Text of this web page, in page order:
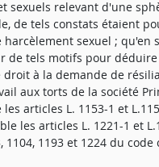
sexuels relevant d'une
de tels constats étaient
harcèlement sexuel ; qu'en
de tels motifs pour
droit à la demande de
aux torts de la société
articles L. 1153-1 et
les articles L. 1221-1 et
1104, 1193 et 1224 du code